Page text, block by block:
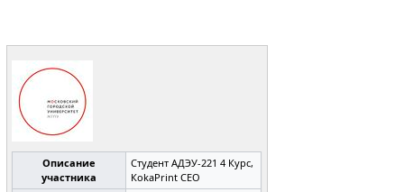
Описание
участника
Студент АДЭУ-221 4 Курс,
КokaPrint CEO